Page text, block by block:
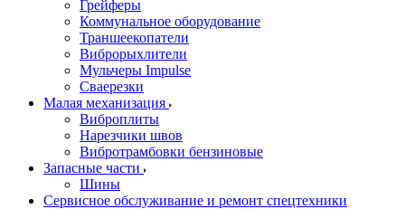
Грейферы
Коммунальное оборудование
Траншеекопатели
Виброрыхлители
Мульчеры Impulse
Сваерезки
Малая механизация
Виброплиты
Нарезчики швов
Вибротрамбовки бензиновые
Запасные части
Шины
Сервисное обслуживание и ремонт спецтехники